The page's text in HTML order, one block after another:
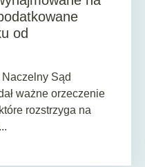
od
Sąd
ważne orzeczenie
rozstrzyga na